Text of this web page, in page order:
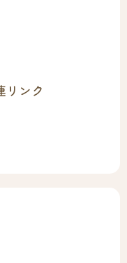
リンク